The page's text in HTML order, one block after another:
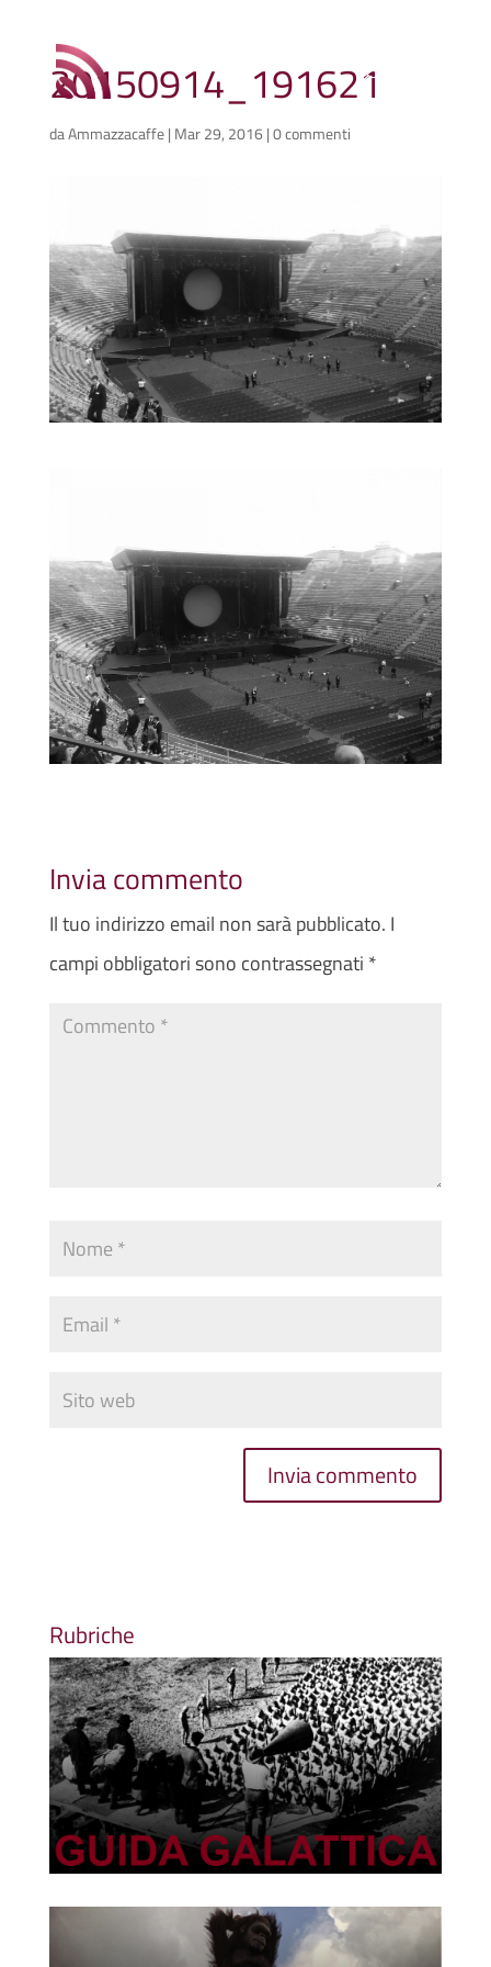
20150914_191621
daAmmazzacaffe| Mar 29, 2016|0 commenti
Invia commento
Il tuo indirizzo email non sarà pubblicato. I
campi obbligatori sono contrassegnati *
Rubriche